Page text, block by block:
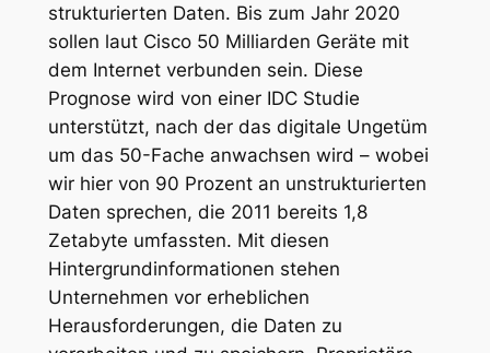
strukturierten Daten. Bis zum Jahr 2020
sollen laut Cisco 50 Milliarden Geräte mit
dem Internet verbunden sein. Diese
Prognose wird von einer IDC Studie
unterstützt, nach der das digitale Ungetüm
um das 50-Fache anwachsen wird – wobei
wir hier von 90 Prozent an unstrukturierten
Daten sprechen, die 2011 bereits 1,8
Zetabyte umfassten. Mit diesen
Hintergrundinformationen stehen
Unternehmen vor erheblichen
Herausforderungen, die Daten zu